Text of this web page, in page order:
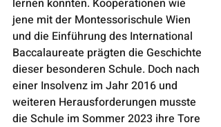
lernen konnten. Kooperationen wie
jene mit der Montessorischule Wien
und die Einführung des International
Baccalaureate prägten die Geschichte
dieser besonderen Schule. Doch nach
einer Insolvenz im Jahr 2016 und
weiteren Herausforderungen musste
die Schule im Sommer 2023 ihre Tore